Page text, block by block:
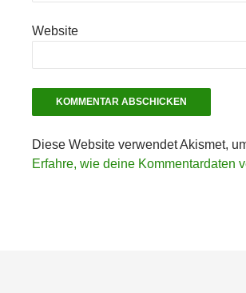
Website
Diese Website verwendet Akismet,
Erfahre, wie deine Kommentardaten